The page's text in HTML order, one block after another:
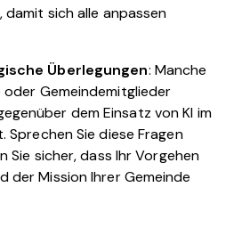
sich alle anpassen
Überlegungen: Manche
Gemeindemitglieder
dem Einsatz von KI im
Sprechen Sie diese Fragen
Sie sicher, dass Ihr Vorgehen
der Mission Ihrer Gemeinde